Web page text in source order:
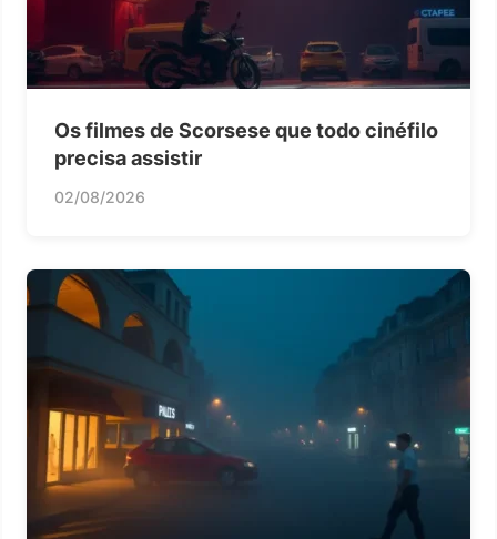
Os filmes de Scorsese que todo cinéfilo
precisa assistir
02/08/2026